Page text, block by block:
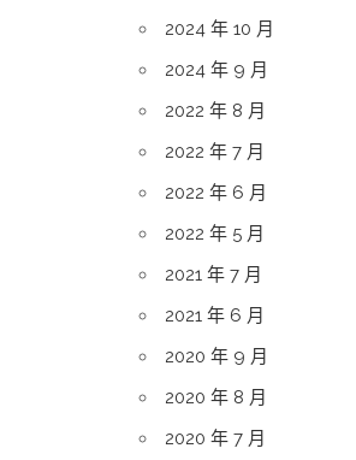
2024 年 10 月
2024 年 9 月
2022 年 8 月
2022 年 7 月
2022 年 6 月
2022 年 5 月
2021 年 7 月
2021 年 6 月
2020 年 9 月
2020 年 8 月
2020 年 7 月